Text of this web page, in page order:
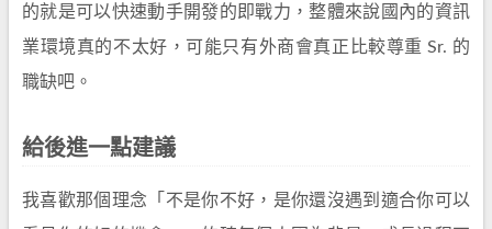
的就是可以快速動手開發的即戰力，整體來說國內的資訊
業環境真的不太好，可能只有外商會真正比較尊重 Sr. 的
職缺吧。
給後進一點建議
我喜歡那個理念「不是你不好，是你還沒遇到適合你可以